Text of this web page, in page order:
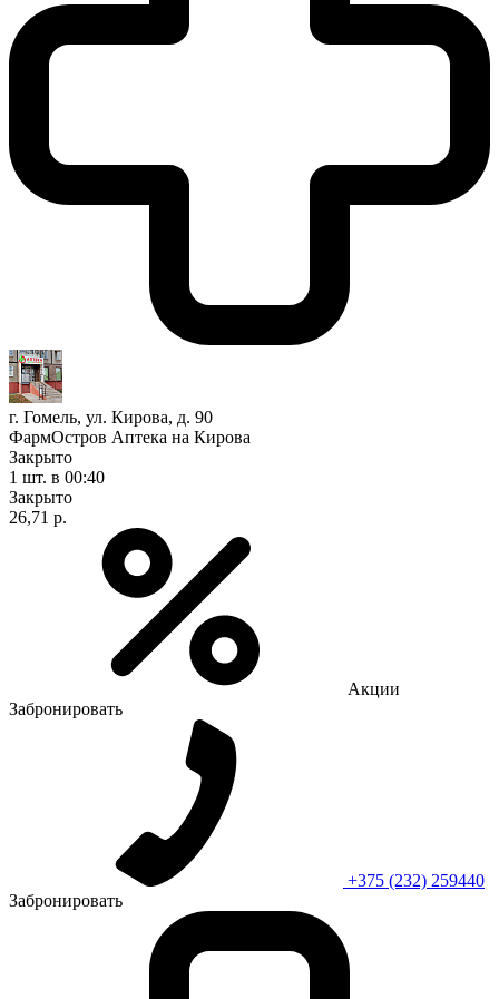
г. Гомель, ул. Кирова, д. 90
ФармОстров Аптека на Кирова
Закрыто
1 шт. в 00:40
Закрыто
26,71 р.
Акции
Забронировать
+375 (232) 259440
Забронировать